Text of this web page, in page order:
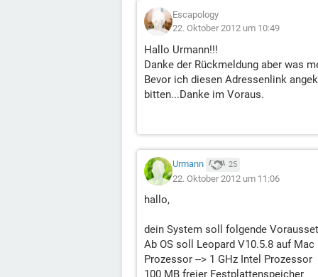
Escapology
22. Oktober 2012 um 10:49
Hallo Urmann!!!
Danke der Rückmeldung aber was
Bevor ich diesen Adressenlink
bitten...Danke im Voraus.
Urmann 25
22. Oktober 2012 um 11:06
hallo,
dein System soll folgende
Ab OS soll Leopard V10.5.8 auf
Prozessor --> 1 GHz Intel Prozessor
100 MB freier Festplattenspeicher